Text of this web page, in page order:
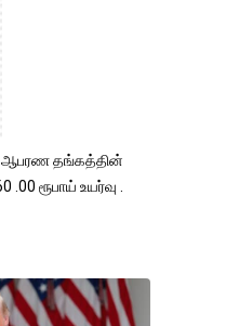
தங்கத்தின்
.00 ரூபாய் உயர்வு .